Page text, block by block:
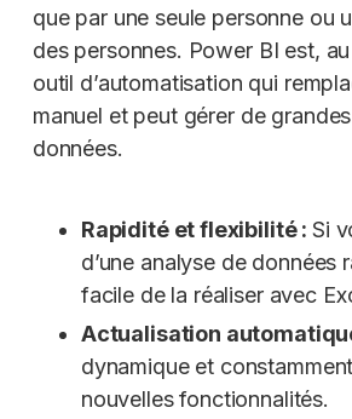
que par une seule personne ou
des personnes. Power BI est,
outil d’automatisation qui
manuel et peut gérer de
données.
Rapidité et flexibilité : Si
d’une analyse de données
facile de la réaliser avec
Actualisation
dynamique et
nouvelles fonctionnalités.